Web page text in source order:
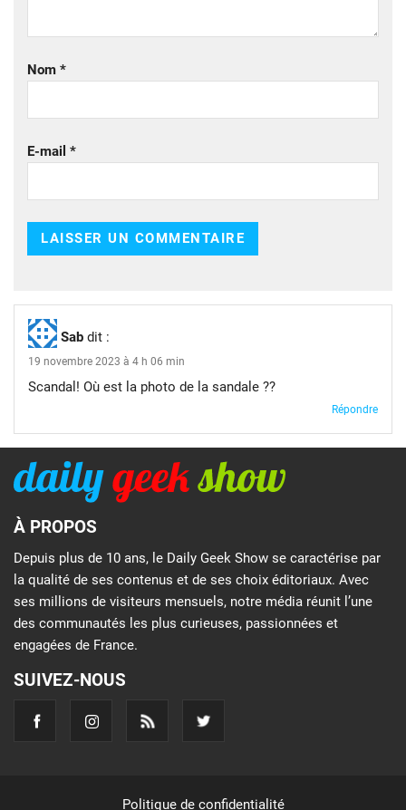
Nom *
E-mail *
Sab dit :
19 novembre 2023 à 4 h 06 min
Scandal! Où est la photo de la sandale ??
Répondre
À PROPOS
Depuis plus de 10 ans, le Daily Geek Show se caractérise par
la qualité de ses contenus et de ses choix éditoriaux. Avec
ses millions de visiteurs mensuels, notre média réunit l’une
des communautés les plus curieuses, passionnées et
engagées de France.
SUIVEZ-NOUS
Politique de confidentialité